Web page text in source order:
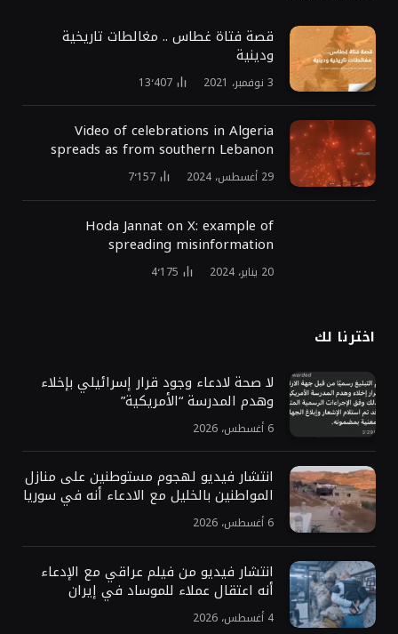
قصة فتاة غطاس .. مغالطات تاريخية
ودينية
3 نوفمبر، 2021 13٬407
Video of celebrations in Algeria
spreads as from southern Lebanon
29 أغسطس، 2024 7٬157
Hoda Jannat on X: example of
spreading misinformation
20 يناير، 2024 4٬175
اخترنا لك
لا صحة لادعاء وجود قرار إسرائيلي بإخلاء
وهدم المدرسة “الأمريكية”
6 أغسطس، 2026
انتشار فيديو لهجوم مستوطنين على منازل
المواطنين بالخليل مع الادعاء أنه في سوريا
6 أغسطس، 2026
انتشار فيديو من فيلم عراقي مع الإدعاء
أنه اعتقال عملاء للموساد في إيران
4 أغسطس، 2026